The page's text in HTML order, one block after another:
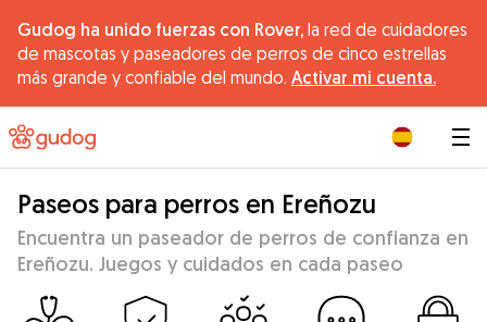
Gudog ha unido fuerzas con Rover, la red de cuidadores
de mascotas y paseadores de perros de cinco estrellas
más grande y confiable del mundo. Activar mi cuenta.
Paseos para perros en Ereñozu
Encuentra un paseador de perros de confianza en
Ereñozu. Juegos y cuidados en cada paseo